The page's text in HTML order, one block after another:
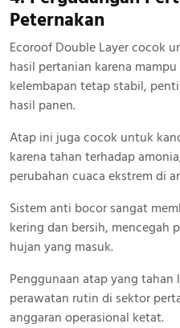
Peternakan
Ecoroof Double Layer cocok
hasil pertanian karena
kelembapan tetap stabil,
hasil panen.
Atap ini juga cocok untuk
karena tahan terhadap
perubahan cuaca ekstrem di
Sistem anti bocor sangat
kering dan bersih, mencegah
hujan yang masuk.
Penggunaan atap yang
perawatan rutin di sektor
anggaran operasional ketat.